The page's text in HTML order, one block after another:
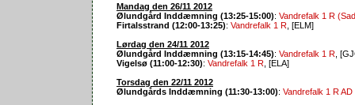
Mandag den 26/11 2012
Ølundgård Inddæmning (13:25-15:00): Vandrefalk 1 R
Firtalsstrand (12:00-13:25): Vandrefalk 1 R , [ELM]
Lørdag den 24/11 2012
Ølundgård Inddæmning (13:15-14:45): Vandrefalk 1 R ,
Vigelsø (11:00-12:30): Vandrefalk 1 R , [ELA]
Torsdag den 22/11 2012
Ølundgårds Inddæmning (11:30-13:00): Vandrefalk 1 R